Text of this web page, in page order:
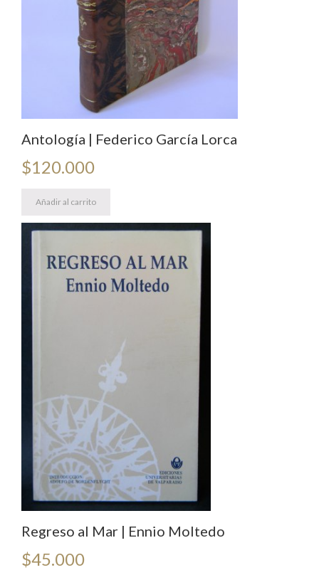
Antología | Federico García Lorca
$120.000
Añadir al carrito
Regreso al Mar | Ennio Moltedo
$45.000